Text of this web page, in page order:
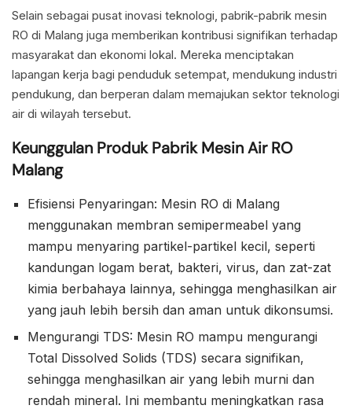
Selain sebagai pusat inovasi teknologi, pabrik-pabrik mesin
RO di Malang juga memberikan kontribusi signifikan terhadap
masyarakat dan ekonomi lokal. Mereka menciptakan
lapangan kerja bagi penduduk setempat, mendukung industri
pendukung, dan berperan dalam memajukan sektor teknologi
air di wilayah tersebut.
Keunggulan Produk Pabrik Mesin Air RO
Malang
Efisiensi Penyaringan: Mesin RO di Malang
menggunakan membran semipermeabel yang
mampu menyaring partikel-partikel kecil, seperti
kandungan logam berat, bakteri, virus, dan zat-zat
kimia berbahaya lainnya, sehingga menghasilkan air
yang jauh lebih bersih dan aman untuk dikonsumsi.
Mengurangi TDS: Mesin RO mampu mengurangi
Total Dissolved Solids (TDS) secara signifikan,
sehingga menghasilkan air yang lebih murni dan
rendah mineral. Ini membantu meningkatkan rasa